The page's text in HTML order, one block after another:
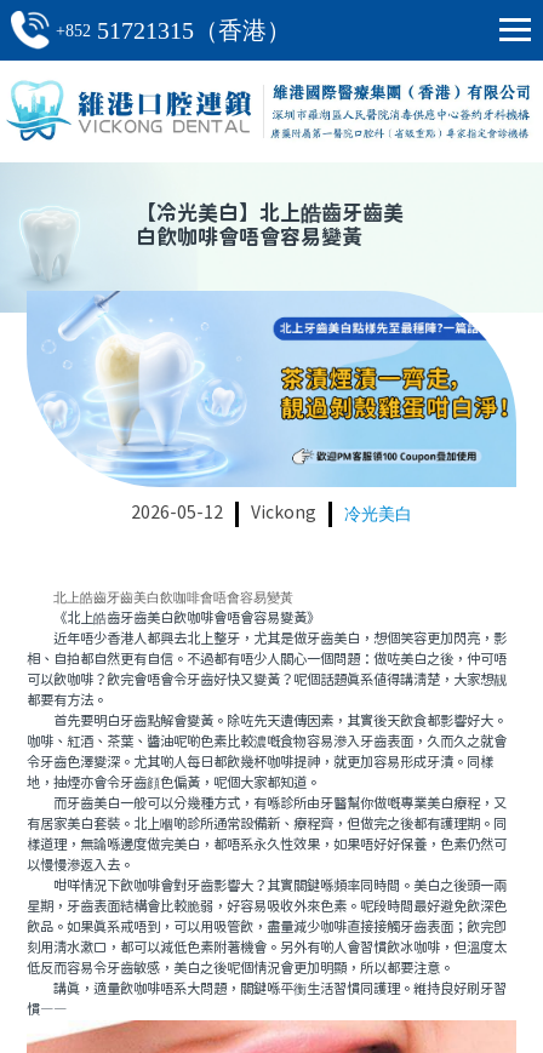
+852 51721315（香港）
【冷光美白】 北上皓齒牙齒美
白飲咖啡會唔會容易變黃
2026-05-12 Vickong 冷光美白
北上皓齒牙齒美白飲咖啡會唔會容易變黃
《北上皓齒牙齒美白飲咖啡會唔會容易變黃》
近年唔少香港人都興去北上整牙，尤其是做牙齒美白，想個笑容更加閃亮，影
相、自拍都自然更有自信。不過都有唔少人關心一個問題：做咗美白之後，仲可唔
可以飲咖啡？飲完會唔會令牙齒好快又變黃？呢個話題真系值得講清楚，大家想靓
都要有方法。
首先要明白牙齒點解會變黃。除咗先天遺傳因素，其實後天飲食都影響好大。
咖啡、紅酒、茶葉、醬油呢啲色素比較濃嘅食物容易滲入牙齒表面，久而久之就會
令牙齒色澤變深。尤其啲人每日都飲幾杯咖啡提神，就更加容易形成牙漬。同樣
地，抽煙亦會令牙齒顔色偏黃，呢個大家都知道。
而牙齒美白一般可以分幾種方式，有喺診所由牙醫幫你做嘅專業美白療程，又
有居家美白套裝。北上嗰啲診所通常設備新、療程齊，但做完之後都有護理期。同
樣道理，無論喺邊度做完美白，都唔系永久性效果，如果唔好好保養，色素仍然可
以慢慢滲返入去。
咁咩情況下飲咖啡會對牙齒影響大？其實關鍵喺頻率同時間。美白之後頭一兩
星期，牙齒表面結構會比較脆弱，好容易吸收外來色素。呢段時間最好避免飲深色
飲品。如果真系戒唔到，可以用吸管飲，盡量減少咖啡直接接觸牙齒表面；飲完即
刻用清水漱口，都可以減低色素附著機會。另外有啲人會習慣飲冰咖啡，但溫度太
低反而容易令牙齒敏感，美白之後呢個情況會更加明顯，所以都要注意。
講真，適量飲咖啡唔系大問題，關鍵喺平衡生活習慣同護理。維持良好刷牙習
慣——